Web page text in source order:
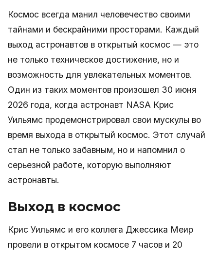
Космос всегда манил человечество своими
тайнами и бескрайними просторами. Каждый
выход астронавтов в открытый космос — это
не только техническое достижение, но и
возможность для увлекательных моментов.
Один из таких моментов произошел 30 июня
2026 года, когда астронавт NASA Крис
Уильямс продемонстрировал свои мускулы во
время выхода в открытый космос. Этот случай
стал не только забавным, но и напомнил о
серьезной работе, которую выполняют
астронавты.
Выход в космос
Крис Уильямс и его коллега Джессика Меир
провели в открытом космосе 7 часов и 20